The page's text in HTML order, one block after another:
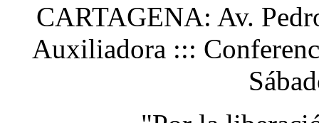
CARTAGENA: Av.
Auxiliadora :::